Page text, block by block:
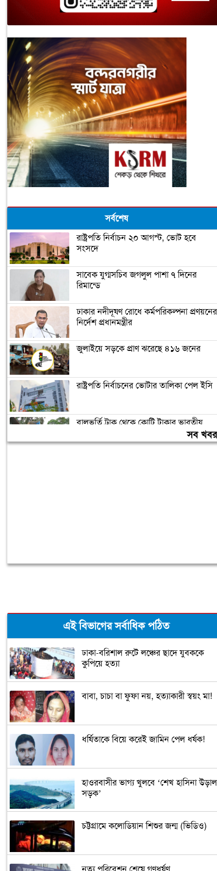
সর্বশেষ
রাষ্ট্রপতি নির্বাচন ২০ আগস্ট, ভোট হবে
সংসদে
সাবেক যুগ্মসচিব জগলুল পাশা ৭ দিনের
রিমান্ডে
ঢাকার নদীদূষণ রোধে কর্মপরিকল্পনা প্রণয়নের
নির্দেশ প্রধানমন্ত্রীর
জুলাইয়ে সড়কে প্রাণ ঝরেছে ৪১৬ জনের
রাষ্ট্রপতি নির্বাচনের ভোটার তালিকা পেল ইসি
বালুভর্তি ট্রাক থেকে কোটি টাকার ভারতীয়
সব
এই বিভাগের সর্বাধিক পঠিত
ঢাকা-বরিশাল রুটে লঞ্চের ছাদে যুবককে
কুপিয়ে হত্যা
বাবা, চাচা বা ফুফা নয়, হত্যাকারী স্বয়ং মা!
ধর্ষিতাকে বিয়ে করেই জামিন পেল ধর্ষক!
হাওরবাসীর ভাগ্য খুলবে ‘শেখ হাসিনা উড়াল
সড়ক’
চট্টগ্রামে কলোডিয়ান শিশুর জন্ম (ভিডিও)